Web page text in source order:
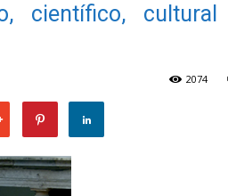
científico,
2074